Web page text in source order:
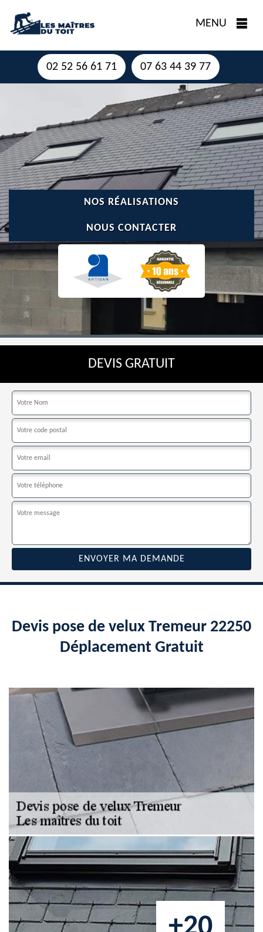
MENU
02 52 56 61 71 07 63 44 39 77
NOS RÉALISATIONS
NOUS CONTACTER
DEVIS GRATUIT
Devis pose de velux Tremeur 22250
Déplacement Gratuit